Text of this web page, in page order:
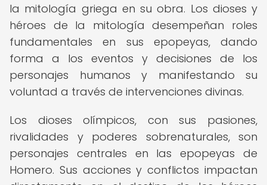
la mitología griega en su obra. Los dioses y
héroes de la mitología desempeñan roles
fundamentales en sus epopeyas, dando
forma a los eventos y decisiones de los
personajes humanos y manifestando su
voluntad a través de intervenciones divinas.
Los dioses olímpicos, con sus pasiones,
rivalidades y poderes sobrenaturales, son
personajes centrales en las epopeyas de
Homero. Sus acciones y conflictos impactan